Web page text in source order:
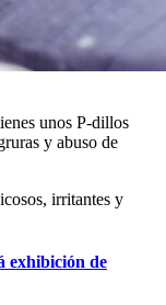
unos P-dillos
y abuso de
irritantes y
exhibición de